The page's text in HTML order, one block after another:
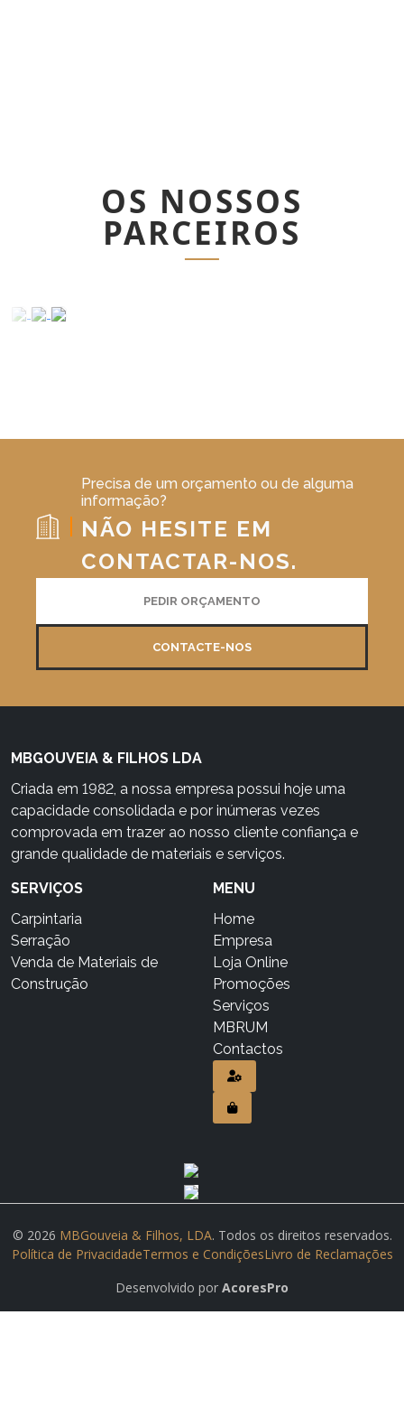
OS NOSSOS
PARCEIROS
Precisa de um orçamento ou de alguma
informação?
NÃO HESITE EM
CONTACTAR-NOS.
PEDIR ORÇAMENTO
CONTACTE-NOS
MBGOUVEIA & FILHOS LDA
Criada em 1982, a nossa empresa possui hoje uma
capacidade consolidada e por inúmeras vezes
comprovada em trazer ao nosso cliente confiança e
grande qualidade de materiais e serviços.
SERVIÇOS
Carpintaria
Serração
Venda de Materiais de
Construção
MENU
Home
Empresa
Loja Online
Promoções
Serviços
MBRUM
Contactos
© 2026 MBGouveia & Filhos, LDA. Todos os direitos reservados.
Política de PrivacidadeTermos e CondiçõesLivro de Reclamações
Desenvolvido por AcoresPro